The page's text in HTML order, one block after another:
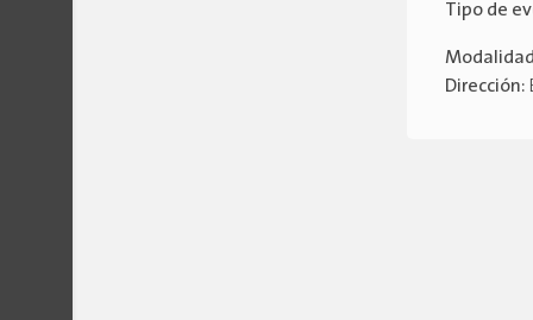
Tipo de
Dirección: